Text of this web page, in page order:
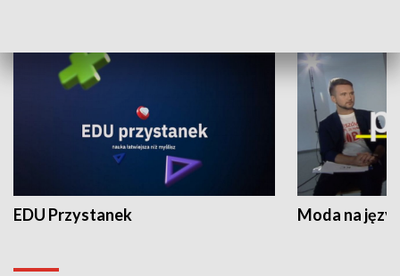
EDU Przystanek Moda na